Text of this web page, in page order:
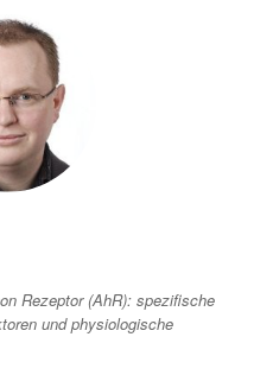
Rezeptor (AhR): spezifische
und physiologische